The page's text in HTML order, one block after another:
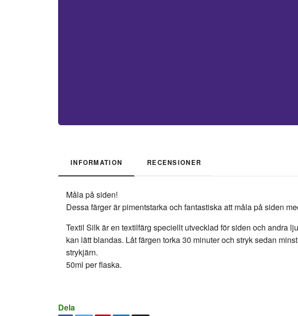
INFORMATION RECENSIONER
Måla på siden!
Dessa färger är pimentstarka och fantastiska att måla på siden
Textil Silk är en textilfärg speciellt utvecklad för siden och andra
kan lätt blandas. Låt färgen torka 30 minuter och stryk sedan
strykjärn.
50ml per flaska.
Dela